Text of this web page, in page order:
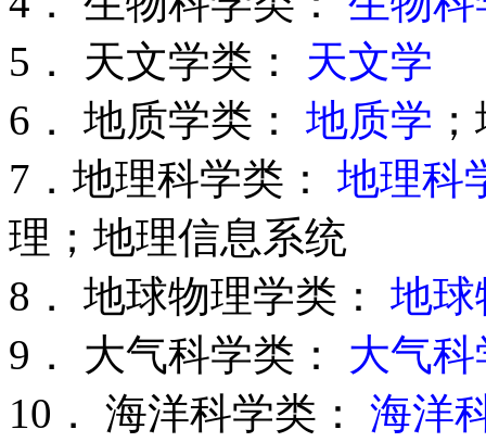
5． 天文学类： 天文学
6． 地质学类： 地质学
7．地理科学类： 地理科
理；地理信息系统
8． 地球物理学类： 地球
9． 大气科学类： 大气科
10． 海洋科学类： 海洋